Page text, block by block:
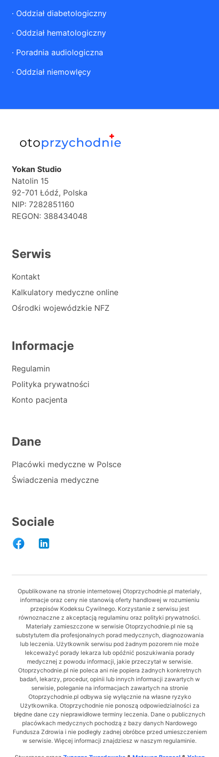
· Oddział diabetologiczny
· Oddział hematologiczny
· Poradnia audiologiczna
· Oddział niemowlęcy
Yokan Studio
Natolin 15
92-701 Łódź, Polska
NIP: 7282851160
REGON: 388434048
Serwis
Kontakt
Kalkulatory medyczne online
Ośrodki wojewódzkie NFZ
Informacje
Regulamin
Polityka prywatności
Konto pacjenta
Dane
Placówki medyczne w Polsce
Świadczenia medyczne
Sociale
Opublikowane na stronie internetowej Otoprzychodnie.pl materiały,
informacje oraz ceny nie stanowią oferty handlowej w rozumieniu
przepisów Kodeksu Cywilnego. Korzystanie z serwisu jest
równoznaczne z akceptacją regulaminu oraz polityki prywatności.
Materiały zamieszczone w serwisie Otoprzychodnie.pl nie są
substytutem dla profesjonalnych porad medycznych, diagnozowania
lub leczenia. Użytkownik serwisu pod żadnym pozorem nie może
lekceważyć porady lekarza lub opóźnić poszukiwania porady
medycznej z powodu informacji, jakie przeczytał w serwisie.
Otoprzychodnie.pl nie poleca ani nie popiera żadnych konkretnych
badań, lekarzy, procedur, opinii lub innych informacji zawartych w
serwisie, poleganie na informacjach zawartych na stronie
Otoprzychodnie.pl odbywa się wyłącznie na własne ryzyko
Użytkownika. Otoprzychodnie nie ponoszą odpowiedzialności za
błędne dane czy nieprawidłowe terminy leczenia. Dane o publicznych
placówkach medycznych pochodzą z bazy danych Nardowego
Fundusza Zdrowia i nie podległy zadnej obróbce przed umieszczeniem
w serwisie. Więcej informacji znajdziesz w naszym regulaminie.